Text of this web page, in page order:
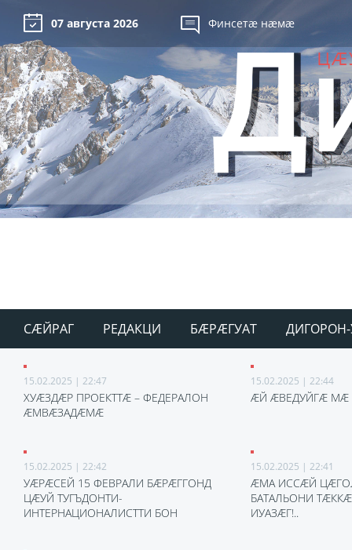
07 августа 2026 Финсетæ нæмæ
СÆЙРАГ РЕДАКЦИ БÆРÆГУАТ ДИГОРОН-
15.02.2025 | 22:47
ХУÆЗДÆР ПРОЕКТТÆ – ФЕДЕРАЛОН
ÆМВÆЗАДÆМÆ
15.02.2025 | 22:44
ÆЙ ÆВЕДУЙГÆ МÆ
15.02.2025 | 22:42
УÆРÆСЕЙ 15 ФЕВРАЛИ БÆРÆГГОНД
ЦÆУЙ ТУГЪДОНТИ-
ИНТЕРНАЦИОНАЛИСТТИ БОН
15.02.2025 | 22:41
ÆМА ИССÆЙ
БАТАЛЬОНИ
ИУАЗÆГ!..